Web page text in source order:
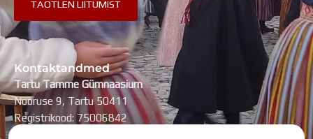
Kontaktandmed
Tartu Tamme Gümnaasium
Nooruse 9, Tartu 50411
Registrikood: 75006842